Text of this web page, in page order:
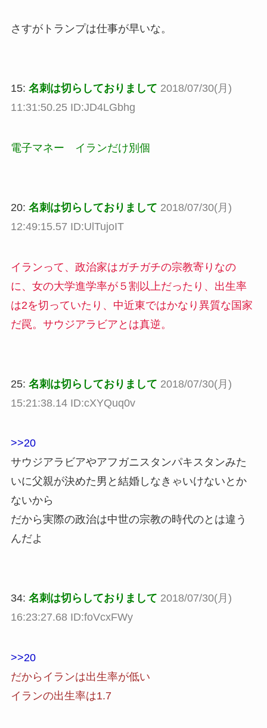
さすがトランプは仕事が早いな。
15: 名刺は切らしておりまして 2018/07/30(月)
11:31:50.25 ID:JD4LGbhg
電子マネー イランだけ別個
20: 名刺は切らしておりまして 2018/07/30(月)
12:49:15.57 ID:UlTujoIT
イランって、政治家はガチガチの宗教寄りなの
に、女の大学進学率が５割以上だったり、出生率
は2を切っていたり、中近東ではかなり異質な国家
だ罠。サウジアラビアとは真逆。
25: 名刺は切らしておりまして 2018/07/30(月)
15:21:38.14 ID:cXYQuq0v
>>20
サウジアラビアやアフガニスタンパキスタンみた
いに父親が決めた男と結婚しなきゃいけないとか
ないから
だから実際の政治は中世の宗教の時代のとは違う
んだよ
34: 名刺は切らしておりまして 2018/07/30(月)
16:23:27.68 ID:foVcxFWy
>>20
だからイランは出生率が低い
イランの出生率は1.7